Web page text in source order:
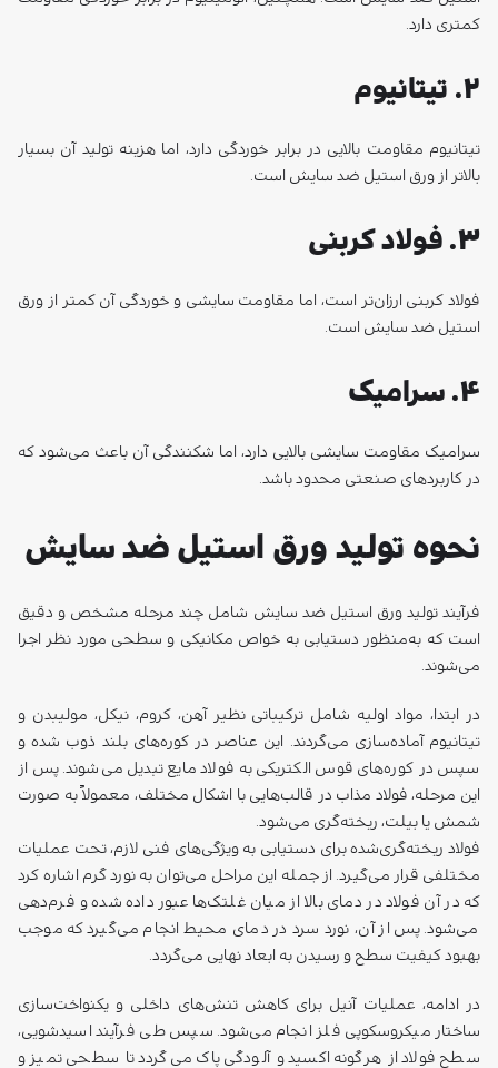
تیتانیوم مقاومت بالایی در برابر خوردگی دارد، اما هزینه تولید آن بسیار
بالاتر از ورق استیل ضد سایش است.
۳. فولاد کربنی
فولاد کربنی ارزان‌تر است، اما مقاومت سایشی و خوردگی آن کمتر از ورق
استیل ضد سایش است.
۴. سرامیک
سرامیک مقاومت سایشی بالایی دارد، اما شکنندگی آن باعث می‌شود که
در کاربردهای صنعتی محدود باشد.
نحوه تولید ورق استیل ضد سایش
فرآیند تولید ورق استیل ضد سایش شامل چند مرحله مشخص و دقیق
تیتانیوم آماده‌سازی می‌گردند. این عناصر در کوره‌های بلند ذوب شده و
سپس در کوره‌های قوس الکتریکی به فولاد مایع تبدیل می‌شوند. پس از
فولاد ریخته‌گری‌شده برای دستیابی به ویژگی‌های فنی لازم، تحت عملیات
مختلفی قرار می‌گیرد. از جمله این مراحل می‌توان به نورد گرم اشاره کرد
که در آن فولاد در دمای بالا از میان غلتک‌ها عبور داده شده و فرم‌دهی
می‌شود. پس از آن، نورد سرد در دمای محیط انجام می‌گیرد که موجب
بهبود کیفیت سطح و رسیدن به ابعاد نهایی می‌گردد.
در ادامه، عملیات آنیل برای کاهش تنش‌های داخلی و یکنواخت‌سازی
ساختار میکروسکوپی فلز انجام می‌شود. سپس طی فرآیند اسیدشویی،
سطح فولاد از هرگونه اکسید و آلودگی پاک می‌گردد تا سطحی تمیز و
یکنواخت حاصل شود.
در برخی موارد، بسته به نیاز کاربردی، ورق‌ها با لایه‌هایی نظیر پوشش‌های
پلیمری یا رنگ، جهت ارتقاء دوام سطح یا بهبود زیبایی ظاهری،
پوشش‌دهی می‌شوند.